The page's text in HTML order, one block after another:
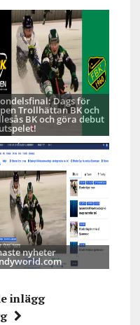
Dags för
Trollhättan BK och
BK och göra debut
nyheter
inlägg